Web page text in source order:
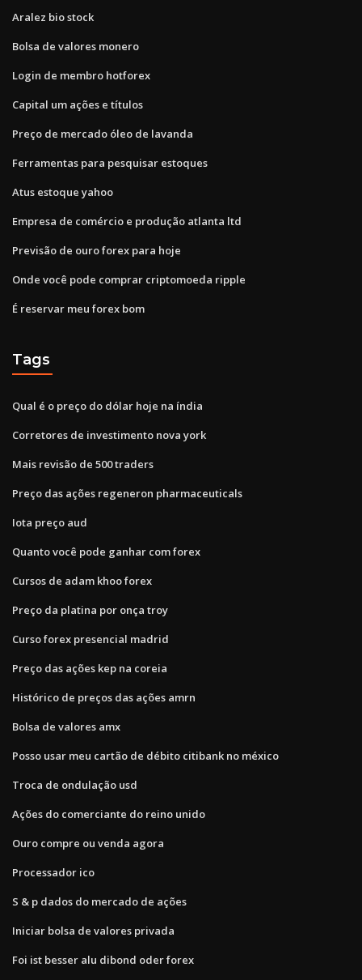
Aralez bio stock
Bolsa de valores monero
Login de membro hotforex
Capital um ações e títulos
Preço de mercado óleo de lavanda
Ferramentas para pesquisar estoques
Atus estoque yahoo
Empresa de comércio e produção atlanta ltd
Previsão de ouro forex para hoje
Onde você pode comprar criptomoeda ripple
É reservar meu forex bom
Tags
Qual é o preço do dólar hoje na índia
Corretores de investimento nova york
Mais revisão de 500 traders
Preço das ações regeneron pharmaceuticals
Iota preço aud
Quanto você pode ganhar com forex
Cursos de adam khoo forex
Preço da platina por onça troy
Curso forex presencial madrid
Preço das ações kep na coreia
Histórico de preços das ações amrn
Bolsa de valores amx
Posso usar meu cartão de débito citibank no méxico
Troca de ondulação usd
Ações do comerciante do reino unido
Ouro compre ou venda agora
Processador ico
S & p dados do mercado de ações
Iniciar bolsa de valores privada
Foi ist besser alu dibond oder forex